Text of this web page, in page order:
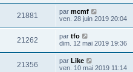
21881 par mcmf
ven. 28 juin 2019 20:04
21262 par tfo
dim. 12 mai 2019 19:36
21356 par Like
ven. 10 mai 2019 11:14